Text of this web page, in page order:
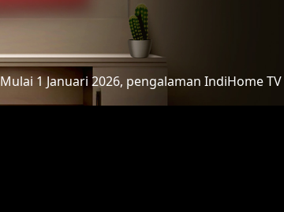
Mulai 1 Januari 2026, pengalaman IndiHome TV